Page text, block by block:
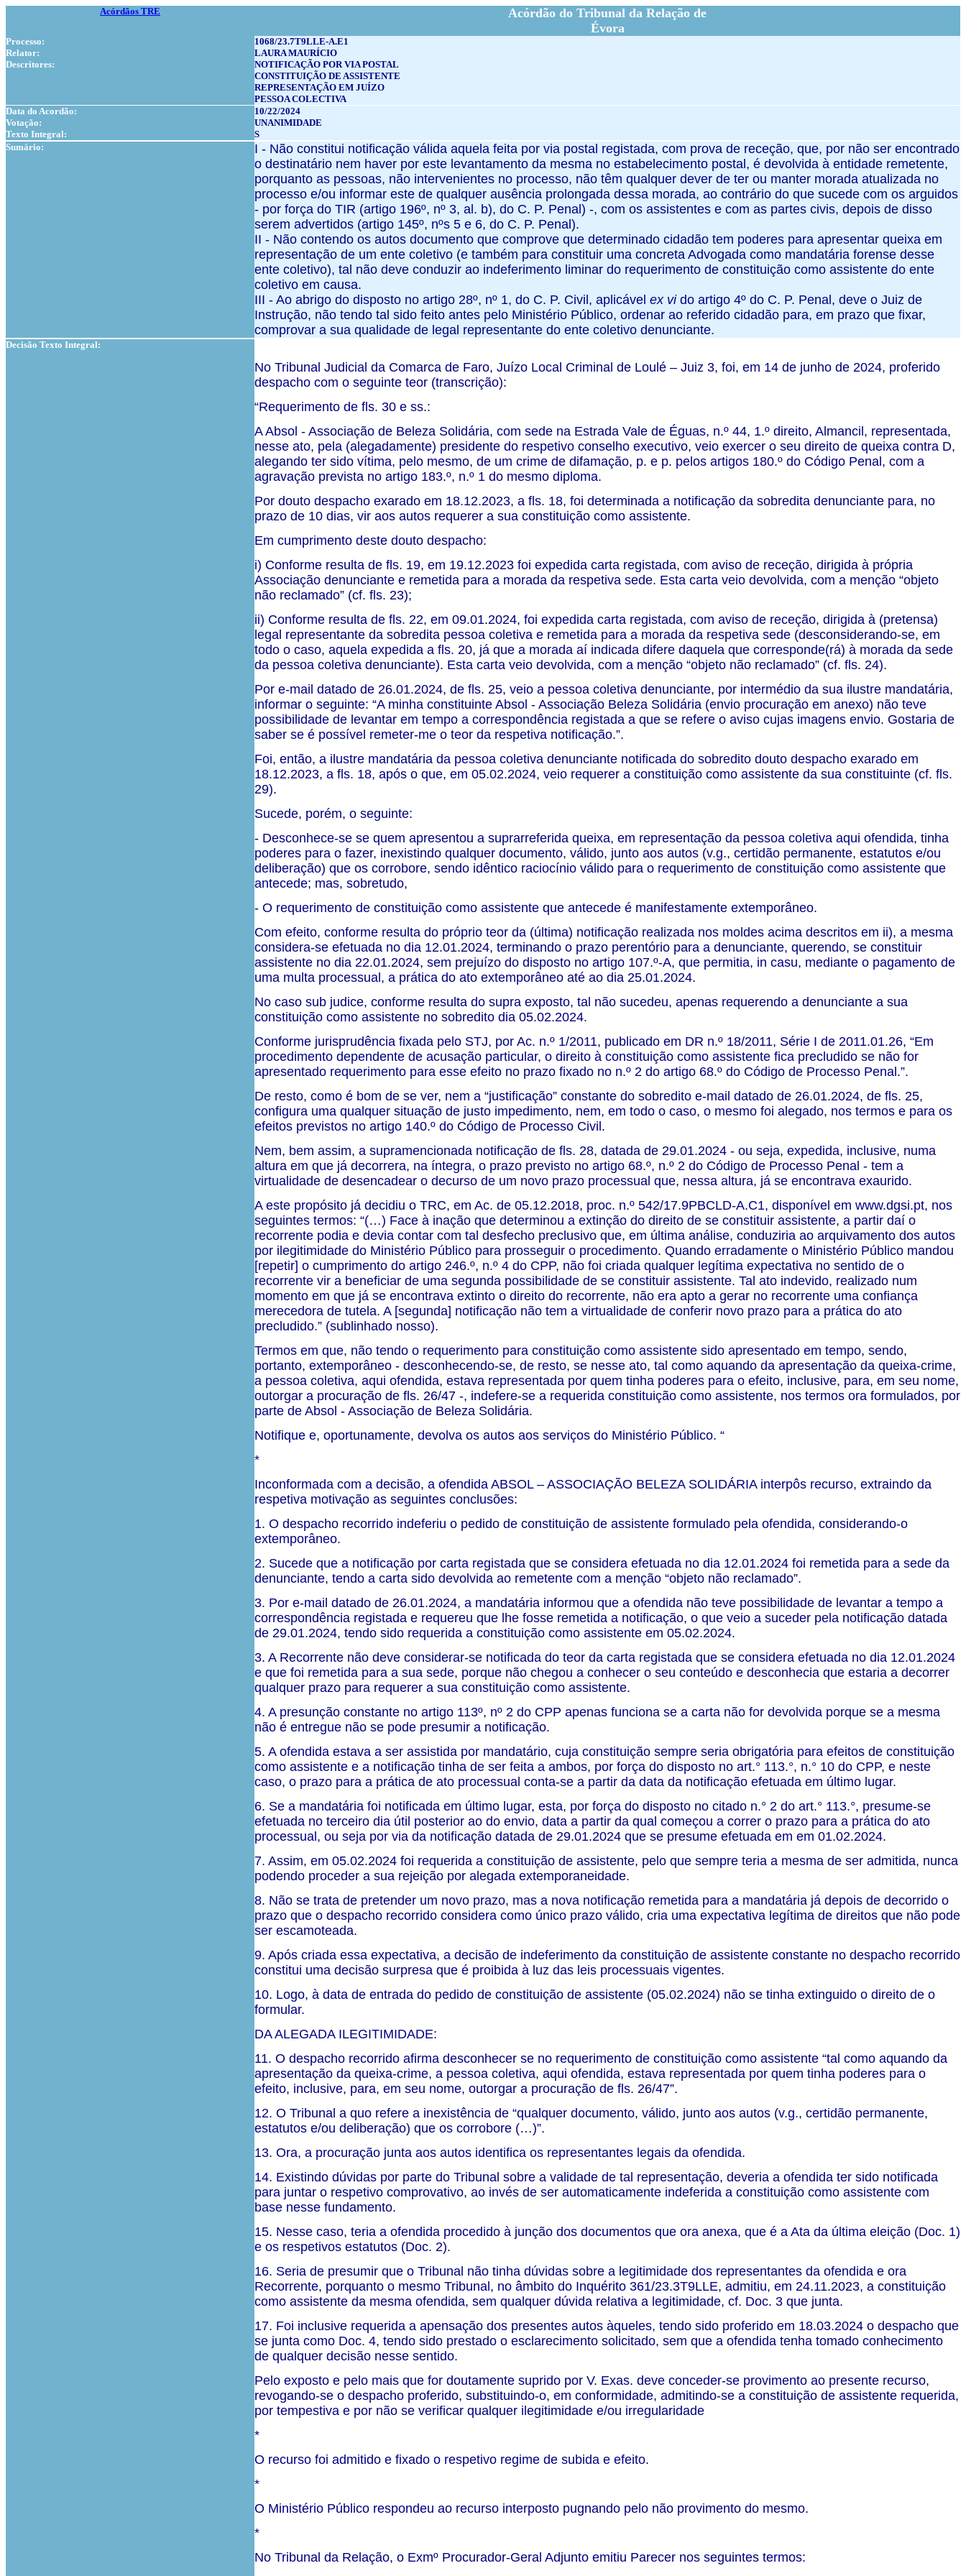
Acórdãos TRE
Acórdão do Tribunal da Relação de
Évora
Processo:
1068/23.7T9LLE-A.E1
Relator:
LAURA MAURÍCIO
Descritores:
NOTIFICAÇÃO POR VIA POSTAL
CONSTITUIÇÃO DE ASSISTENTE
REPRESENTAÇÃO EM JUÍZO
PESSOA COLECTIVA
Data do Acordão:
10/22/2024
Votação:
UNANIMIDADE
Texto Integral:
S
Sumário:
I - Não constitui notificação válida aquela feita por via postal registada, com prova de receção, que, por não ser encontrado
o destinatário nem haver por este levantamento da mesma no estabelecimento postal, é devolvida à entidade remetente,
porquanto as pessoas, não intervenientes no processo, não têm qualquer dever de ter ou manter morada atualizada no
processo e/ou informar este de qualquer ausência prolongada dessa morada, ao contrário do que sucede com os arguidos
- por força do TIR (artigo 196º, nº 3, al. b), do C. P. Penal) -, com os assistentes e com as partes civis, depois de disso
serem advertidos (artigo 145º, nºs 5 e 6, do C. P. Penal).
II - Não contendo os autos documento que comprove que determinado cidadão tem poderes para apresentar queixa em
representação de um ente coletivo (e também para constituir uma concreta Advogada como mandatária forense desse
ente coletivo), tal não deve conduzir ao indeferimento liminar do requerimento de constituição como assistente do ente
coletivo em causa.
III - Ao abrigo do disposto no artigo 28º, nº 1, do C. P. Civil, aplicável ex vido artigo 4º do C. P. Penal, deve o Juiz de
Instrução, não tendo tal sido feito antes pelo Ministério Público, ordenar ao referido cidadão para, em prazo que fixar,
comprovar a sua qualidade de legal representante do ente coletivo denunciante.
Decisão Texto Integral:
No Tribunal Judicial da Comarca de Faro, Juízo Local Criminal de Loulé – Juiz 3, foi, em 14 de junho de 2024, proferido
despacho com o seguinte teor (transcrição):
“Requerimento de fls. 30 e ss.:
A Absol - Associação de Beleza Solidária, com sede na Estrada Vale de Éguas, n.º 44, 1.º direito, Almancil, representada,
nesse ato, pela (alegadamente) presidente do respetivo conselho executivo, veio exercer o seu direito de queixa contra D,
alegando ter sido vítima, pelo mesmo, de um crime de difamação, p. e p. pelos artigos 180.º do Código Penal, com a
agravação prevista no artigo 183.º, n.º 1 do mesmo diploma.
Por douto despacho exarado em 18.12.2023, a fls. 18, foi determinada a notificação da sobredita denunciante para, no
prazo de 10 dias, vir aos autos requerer a sua constituição como assistente.
Em cumprimento deste douto despacho:
i) Conforme resulta de fls. 19, em 19.12.2023 foi expedida carta registada, com aviso de receção, dirigida à própria
Associação denunciante e remetida para a morada da respetiva sede. Esta carta veio devolvida, com a menção “objeto
não reclamado” (cf. fls. 23);
ii) Conforme resulta de fls. 22, em 09.01.2024, foi expedida carta registada, com aviso de receção, dirigida à (pretensa)
legal representante da sobredita pessoa coletiva e remetida para a morada da respetiva sede (desconsiderando-se, em
todo o caso, aquela expedida a fls. 20, já que a morada aí indicada difere daquela que corresponde(rá) à morada da sede
da pessoa coletiva denunciante). Esta carta veio devolvida, com a menção “objeto não reclamado” (cf. fls. 24).
Por e-mail datado de 26.01.2024, de fls. 25, veio a pessoa coletiva denunciante, por intermédio da sua ilustre mandatária,
informar o seguinte: “A minha constituinte Absol - Associação Beleza Solidária (envio procuração em anexo) não teve
possibilidade de levantar em tempo a correspondência registada a que se refere o aviso cujas imagens envio. Gostaria de
saber se é possível remeter-me o teor da respetiva notificação.”.
Foi, então, a ilustre mandatária da pessoa coletiva denunciante notificada do sobredito douto despacho exarado em
18.12.2023, a fls. 18, após o que, em 05.02.2024, veio requerer a constituição como assistente da sua constituinte (cf. fls.
29).
Sucede, porém, o seguinte:
- Desconhece-se se quem apresentou a suprarreferida queixa, em representação da pessoa coletiva aqui ofendida, tinha
poderes para o fazer, inexistindo qualquer documento, válido, junto aos autos (v.g., certidão permanente, estatutos e/ou
deliberação) que os corrobore, sendo idêntico raciocínio válido para o requerimento de constituição como assistente que
antecede; mas, sobretudo,
- O requerimento de constituição como assistente que antecede é manifestamente extemporâneo.
Com efeito, conforme resulta do próprio teor da (última) notificação realizada nos moldes acima descritos em ii), a mesma
considera-se efetuada no dia 12.01.2024, terminando o prazo perentório para a denunciante, querendo, se constituir
assistente no dia 22.01.2024, sem prejuízo do disposto no artigo 107.º-A, que permitia, in casu, mediante o pagamento de
uma multa processual, a prática do ato extemporâneo até ao dia 25.01.2024.
No caso sub judice, conforme resulta do supra exposto, tal não sucedeu, apenas requerendo a denunciante a sua
constituição como assistente no sobredito dia 05.02.2024.
Conforme jurisprudência fixada pelo STJ, por Ac. n.º 1/2011, publicado em DR n.º 18/2011, Série I de 2011.01.26, “Em
procedimento dependente de acusação particular, o direito à constituição como assistente fica precludido se não for
apresentado requerimento para esse efeito no prazo fixado no n.º 2 do artigo 68.º do Código de Processo Penal.”.
De resto, como é bom de se ver, nem a “justificação” constante do sobredito e-mail datado de 26.01.2024, de fls. 25,
configura uma qualquer situação de justo impedimento, nem, em todo o caso, o mesmo foi alegado, nos termos e para os
efeitos previstos no artigo 140.º do Código de Processo Civil.
Nem, bem assim, a supramencionada notificação de fls. 28, datada de 29.01.2024 - ou seja, expedida, inclusive, numa
altura em que já decorrera, na íntegra, o prazo previsto no artigo 68.º, n.º 2 do Código de Processo Penal - tem a
virtualidade de desencadear o decurso de um novo prazo processual que, nessa altura, já se encontrava exaurido.
A este propósito já decidiu o TRC, em Ac. de 05.12.2018, proc. n.º 542/17.9PBCLD-A.C1, disponível em www.dgsi.pt, nos
seguintes termos: “(…) Face à inação que determinou a extinção do direito de se constituir assistente, a partir daí o
recorrente podia e devia contar com tal desfecho preclusivo que, em última análise, conduziria ao arquivamento dos autos
por ilegitimidade do Ministério Público para prosseguir o procedimento. Quando erradamente o Ministério Público mandou
[repetir] o cumprimento do artigo 246.º, n.º 4 do CPP, não foi criada qualquer legítima expectativa no sentido de o
recorrente vir a beneficiar de uma segunda possibilidade de se constituir assistente. Tal ato indevido, realizado num
momento em que já se encontrava extinto o direito do recorrente, não era apto a gerar no recorrente uma confiança
merecedora de tutela. A [segunda] notificação não tem a virtualidade de conferir novo prazo para a prática do ato
precludido.” (sublinhado nosso).
Termos em que, não tendo o requerimento para constituição como assistente sido apresentado em tempo, sendo,
portanto, extemporâneo - desconhecendo-se, de resto, se nesse ato, tal como aquando da apresentação da queixa-crime,
a pessoa coletiva, aqui ofendida, estava representada por quem tinha poderes para o efeito, inclusive, para, em seu nome,
outorgar a procuração de fls. 26/47 -, indefere-se a requerida constituição como assistente, nos termos ora formulados, por
parte de Absol - Associação de Beleza Solidária.
Notifique e, oportunamente, devolva os autos aos serviços do Ministério Público. “
*
Inconformada com a decisão, a ofendida ABSOL – ASSOCIAÇÃO BELEZA SOLIDÁRIA interpôs recurso, extraindo da
respetiva motivação as seguintes conclusões:
1. O despacho recorrido indeferiu o pedido de constituição de assistente formulado pela ofendida, considerando-o
extemporâneo.
2. Sucede que a notificação por carta registada que se considera efetuada no dia 12.01.2024 foi remetida para a sede da
denunciante, tendo a carta sido devolvida ao remetente com a menção “objeto não reclamado”.
3. Por e-mail datado de 26.01.2024, a mandatária informou que a ofendida não teve possibilidade de levantar a tempo a
correspondência registada e requereu que lhe fosse remetida a notificação, o que veio a suceder pela notificação datada
de 29.01.2024, tendo sido requerida a constituição como assistente em 05.02.2024.
3. A Recorrente não deve considerar-se notificada do teor da carta registada que se considera efetuada no dia 12.01.2024
e que foi remetida para a sua sede, porque não chegou a conhecer o seu conteúdo e desconhecia que estaria a decorrer
qualquer prazo para requerer a sua constituição como assistente.
4. A presunção constante no artigo 113º, nº 2 do CPP apenas funciona se a carta não for devolvida porque se a mesma
não é entregue não se pode presumir a notificação.
5. A ofendida estava a ser assistida por mandatário, cuja constituição sempre seria obrigatória para efeitos de constituição
como assistente e a notificação tinha de ser feita a ambos, por força do disposto no art.° 113.°, n.° 10 do CPP, e neste
caso, o prazo para a prática de ato processual conta-se a partir da data da notificação efetuada em último lugar.
6. Se a mandatária foi notificada em último lugar, esta, por força do disposto no citado n.° 2 do art.° 113.°, presume-se
efetuada no terceiro dia útil posterior ao do envio, data a partir da qual começou a correr o prazo para a prática do ato
processual, ou seja por via da notificação datada de 29.01.2024 que se presume efetuada em em 01.02.2024.
7. Assim, em 05.02.2024 foi requerida a constituição de assistente, pelo que sempre teria a mesma de ser admitida, nunca
podendo proceder a sua rejeição por alegada extemporaneidade.
8. Não se trata de pretender um novo prazo, mas a nova notificação remetida para a mandatária já depois de decorrido o
prazo que o despacho recorrido considera como único prazo válido, cria uma expectativa legítima de direitos que não pode
ser escamoteada.
9. Após criada essa expectativa, a decisão de indeferimento da constituição de assistente constante no despacho recorrido
constitui uma decisão surpresa que é proibida à luz das leis processuais vigentes.
10. Logo, à data de entrada do pedido de constituição de assistente (05.02.2024) não se tinha extinguido o direito de o
formular.
DA ALEGADA ILEGITIMIDADE:
11. O despacho recorrido afirma desconhecer se no requerimento de constituição como assistente “tal como aquando da
apresentação da queixa-crime, a pessoa coletiva, aqui ofendida, estava representada por quem tinha poderes para o
efeito, inclusive, para, em seu nome, outorgar a procuração de fls. 26/47”.
12. O Tribunal a quo refere a inexistência de “qualquer documento, válido, junto aos autos (v.g., certidão permanente,
estatutos e/ou deliberação) que os corrobore (…)”.
13. Ora, a procuração junta aos autos identifica os representantes legais da ofendida.
14. Existindo dúvidas por parte do Tribunal sobre a validade de tal representação, deveria a ofendida ter sido notificada
para juntar o respetivo comprovativo, ao invés de ser automaticamente indeferida a constituição como assistente com
base nesse fundamento.
15. Nesse caso, teria a ofendida procedido à junção dos documentos que ora anexa, que é a Ata da última eleição (Doc. 1)
e os respetivos estatutos (Doc. 2).
16. Seria de presumir que o Tribunal não tinha dúvidas sobre a legitimidade dos representantes da ofendida e ora
Recorrente, porquanto o mesmo Tribunal, no âmbito do Inquérito 361/23.3T9LLE, admitiu, em 24.11.2023, a constituição
como assistente da mesma ofendida, sem qualquer dúvida relativa a legitimidade, cf. Doc. 3 que junta.
17. Foi inclusive requerida a apensação dos presentes autos àqueles, tendo sido proferido em 18.03.2024 o despacho que
se junta como Doc. 4, tendo sido prestado o esclarecimento solicitado, sem que a ofendida tenha tomado conhecimento
de qualquer decisão nesse sentido.
Pelo exposto e pelo mais que for doutamente suprido por V. Exas. deve conceder-se provimento ao presente recurso,
revogando-se o despacho proferido, substituindo-o, em conformidade, admitindo-se a constituição de assistente requerida,
por tempestiva e por não se verificar qualquer ilegitimidade e/ou irregularidade
*
O recurso foi admitido e fixado o respetivo regime de subida e efeito.
*
O Ministério Público respondeu ao recurso interposto pugnando pelo não provimento do mesmo.
*
No Tribunal da Relação, o Exmº Procurador-Geral Adjunto emitiu Parecer nos seguintes termos: